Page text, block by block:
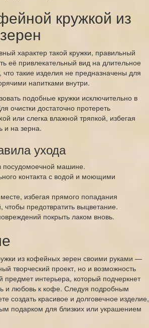
кружкой из
характер такой кружки, правильный
её привлекательный вид на длительное
такие изделия не предназначены для
напитками внутри.
подобные кружки исключительно в
очистки достаточно протереть
или слегка влажной тряпкой, избегая
и на зерна.
ухода
посудомоечной машине.
контакта с водой и моющими
избегая прямого попадания
чтобы предотвратить выцветание.
покрыть лаком вновь.
из кофейных зерен своими руками —
творческий проект, но и возможность
предмет интерьера, который подчеркнет
и любовь к кофе. Следуя подробным
создать красивое и долговечное изделие,
подарком для близких или украшением